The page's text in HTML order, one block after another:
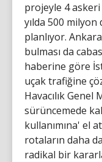
projeyle 4
yılda 500 milyon
planlıyor.
bulması da
haberine göre
uçak trafiğine
Havacılık Genel
sürüncemede
kullanımına' el
rotaların daha
radikal bir